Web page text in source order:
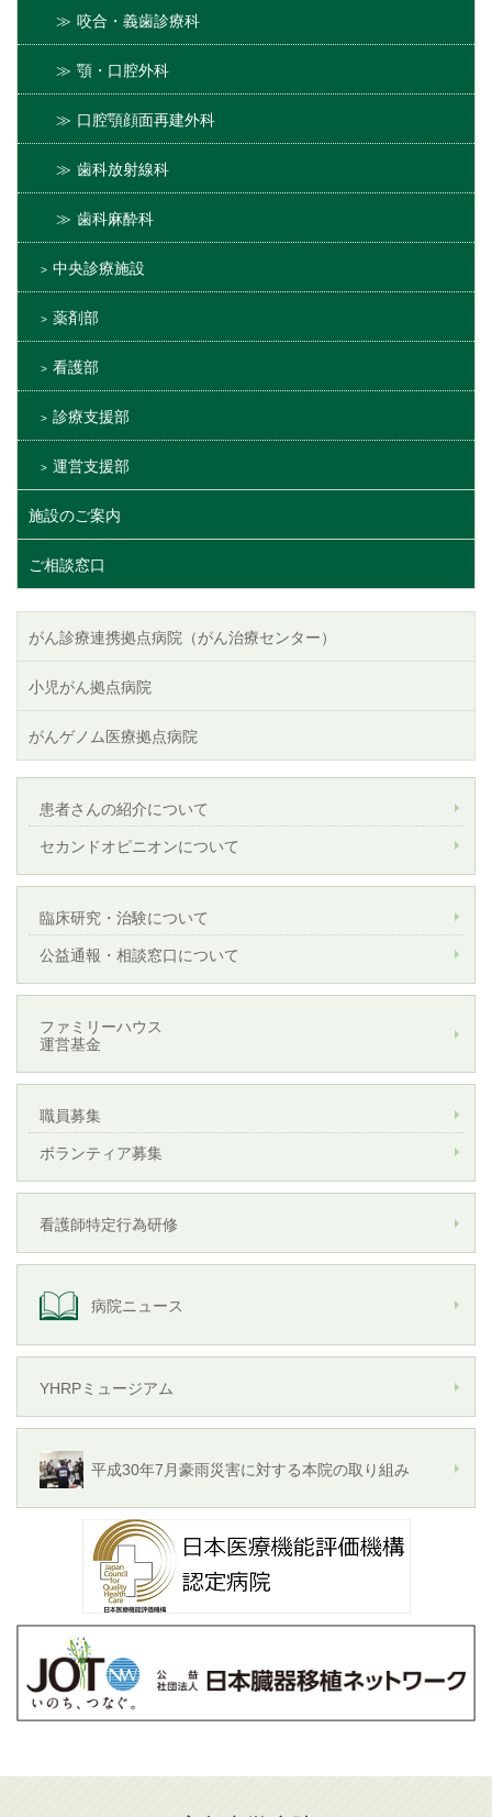
咬合・義歯診療科
顎・口腔外科
口腔顎顔面再建外科
歯科放射線科
歯科麻酔科
中央診療施設
薬剤部
看護部
診療支援部
運営支援部
施設のご案内
ご相談窓口
がん診療連携拠点病院（がん治療センター）
小児がん拠点病院
がんゲノム医療拠点病院
患者さんの紹介について
セカンドオピニオンについて
臨床研究・治験について
公益通報・相談窓口について
ファミリーハウス
運営基金
職員募集
ボランティア募集
看護師特定行為研修
病院ニュース
YHRPミュージアム
平成30年7月豪雨災害に対する本院の取り組み